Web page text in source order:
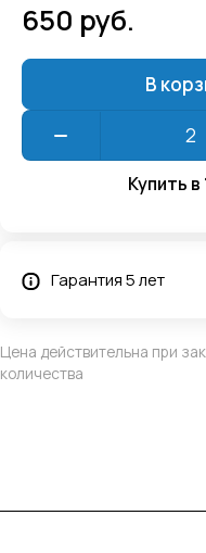
650 руб.
В
Купить в
Гарантия 5 лет
Цена действительна при
количества